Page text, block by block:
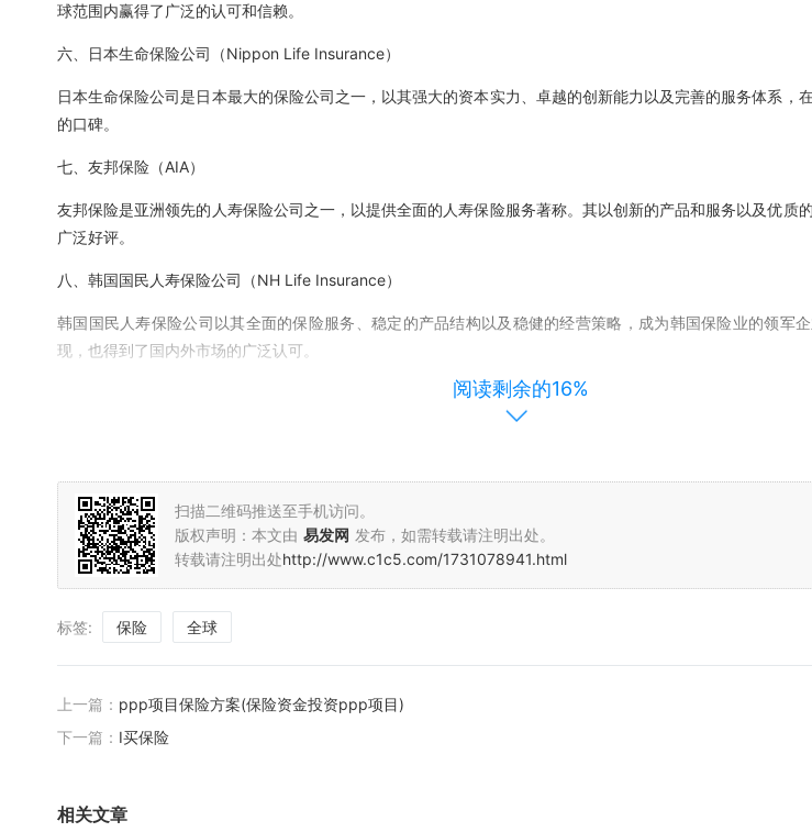
球范围内赢得了广泛的认可和信赖。
六、日本生命保险公司（Nippon Life Insurance）
日本生命保险公司是日本最大的保险公司之一，以其强大的资本实力、卓越的创新能力以及完善的服务体系，
的口碑。
七、友邦保险（AIA）
友邦保险是亚洲领先的人寿保险公司之一，以提供全面的人寿保险服务著称。其以创新的产品和服务以及优质
广泛好评。
八、韩国国民人寿保险公司（NH Life Insurance）
韩国国民人寿保险公司以其全面的保险服务、稳定的产品结构以及稳健的经营策略，成为韩国保险业的领军
现，也得到了国内外市场的广泛认可。
十、英国保诚集团（Prudential plc）
英国保诚集团是全球领先的金融服务提供商之一，其业务涵盖人寿保险、健康保险、投资等多个领域。保诚集
健的经营策略，赢得了全球客户的广泛信赖。
以上便是世界前十大保险公司的一些介绍。这些公司凭借其卓越的实力和稳健的经营策略，在全球范围内赢得
来，我们期待这些公司能够继续发挥其优势，为全球客户提供更优质的服务。
阅读剩余的16%
扫描二维码推送至手机访问。
版权声明：本文由 易发网 发布，如需转载请注明出处。
转载请注明出处http://www.c1c5.com/1731078941.html
标签: 保险 全球
上一篇： ppp项目保险方案(保险资金投资ppp项目)
下一篇： I买保险
相关文章